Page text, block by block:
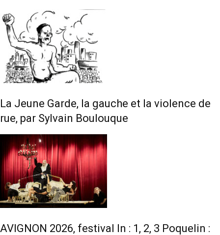
La Jeune Garde, la gauche et la violence de
rue, par Sylvain Boulouque
AVIGNON 2026, festival In : 1, 2, 3 Poquelin :